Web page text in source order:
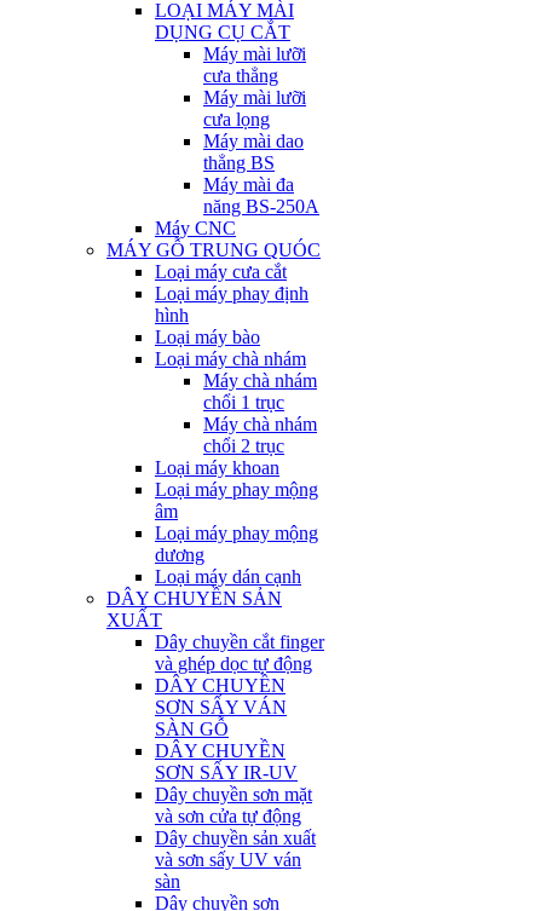
LOẠI MÁY MÀI
DỤNG CỤ CẮT
Máy mài lưỡi
cưa thẳng
Máy mài lưỡi
cưa lọng
Máy mài dao
thẳng BS
Máy mài đa
năng BS-250A
Máy CNC
MÁY GỖ TRUNG QUÓC
Loại máy cưa cắt
Loại máy phay định
hình
Loại máy bào
Loại máy chà nhám
Máy chà nhám
chổi 1 trục
Máy chà nhám
chổi 2 trục
Loại máy khoan
Loại máy phay mộng
âm
Loại máy phay mộng
dương
Loại máy dán cạnh
DÂY CHUYỀN SẢN
XUẤT
Dây chuyền cắt finger
và ghép dọc tự động
DÂY CHUYỀN
SƠN SẤY VÁN
SÀN GỖ
DÂY CHUYỀN
SƠN SẤY IR-UV
Dây chuyền sơn mặt
và sơn cửa tự động
Dây chuyền sản xuất
và sơn sấy UV ván
sàn
Dây chuyền sơn